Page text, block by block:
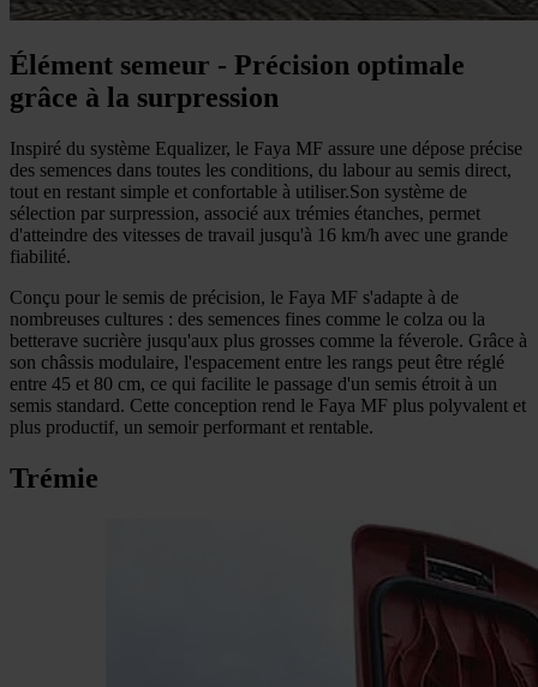
Élément semeur - Précision optimale
grâce à la surpression
Inspiré du système Equalizer, le Faya MF assure une dépose précise
des semences dans toutes les conditions, du labour au semis direct,
tout en restant simple et confortable à utiliser.Son système de
sélection par surpression, associé aux trémies étanches, permet
d'atteindre des vitesses de travail jusqu'à 16 km/h avec une grande
fiabilité.
Conçu pour le semis de précision, le Faya MF s'adapte à de
nombreuses cultures : des semences fines comme le colza ou la
betterave sucrière jusqu'aux plus grosses comme la féverole. Grâce à
son châssis modulaire, l'espacement entre les rangs peut être réglé
entre 45 et 80 cm, ce qui facilite le passage d'un semis étroit à un
semis standard. Cette conception rend le Faya MF plus polyvalent et
plus productif, un semoir performant et rentable.
Trémie